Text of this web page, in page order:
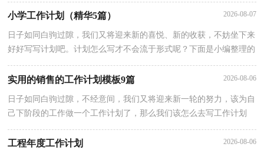
小学工作计划（精华5篇） 2026-08-07
日子如同白驹过隙，我们又将迎来新的喜悦、新的收获，不妨坐下来
好好写写计划吧。计划怎么写才不会流于形式呢？下面是小编整理的
小学工作计划6篇，仅供参考，欢迎大家阅读。小学工作计划 篇1一
实用的销售的工作计划模板9篇 2026-08-06
日子如同白驹过隙，不经意间，我们又将迎来新一轮的努力，该为自
己下阶段的工作做一个工作计划了，那么我们该怎么去写工作计划
希
工程年度工作计划 2026-08-06